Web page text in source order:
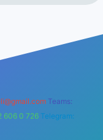
Teams:
606 0 726 Telegram: